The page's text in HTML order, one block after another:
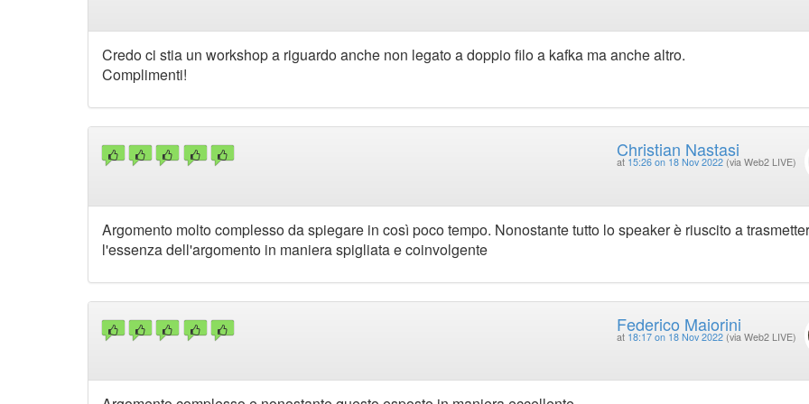
Credo ci stia un workshop a riguardo anche non legato a doppio filo a kafka ma anche altro.
Complimenti!
Christian Nastasi
at 15:26 on 18 Nov 2022 (via Web2 LIVE)
Argomento molto complesso da spiegare in così poco tempo. Nonostante tutto lo speaker è riuscito a
l'essenza dell'argomento in maniera spigliata e coinvolgente
Federico Maiorini
at 18:17 on 18 Nov 2022 (via Web2 LIVE)